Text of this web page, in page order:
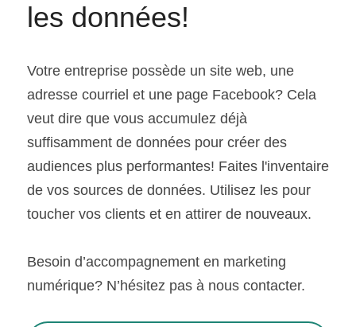
les données!
Votre entreprise possède un site web, une
adresse courriel et une page Facebook? Cela
veut dire que vous accumulez déjà
suffisamment de données pour créer des
audiences plus performantes! Faites l'inventaire
de vos sources de données. Utilisez les pour
toucher vos clients et en attirer de nouveaux.
Besoin d’accompagnement en marketing
numérique? N’hésitez pas à nous contacter.